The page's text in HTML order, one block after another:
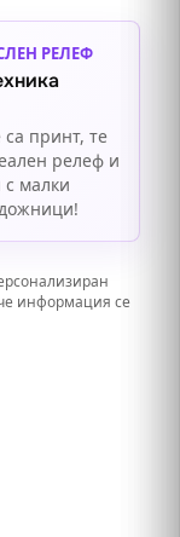
РЕЛЕФ
принт, те
релеф и
с малки
информация се